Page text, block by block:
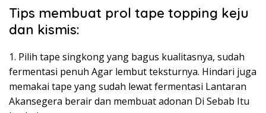
Tips membuat prol tape topping keju
dan kismis:
1. Pilih tape singkong yang bagus kualitasnya, sudah
fermentasi penuh Agar lembut teksturnya. Hindari juga
memakai tape yang sudah lewat fermentasi Lantaran
Akansegera berair dan membuat adonan Di Sebab Itu